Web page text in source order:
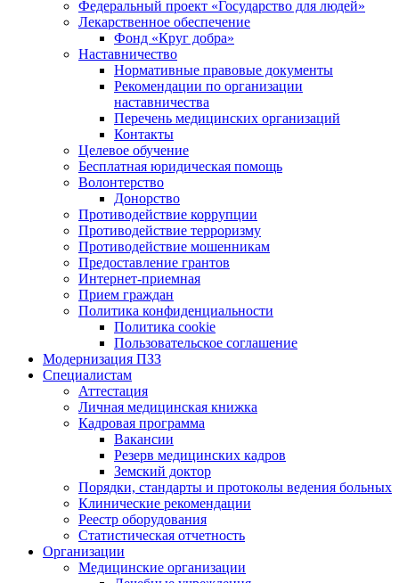
Федеральный проект «Государство для людей»
Лекарственное обеспечение
Фонд «Круг добра»
Наставничество
Нормативные правовые документы
Рекомендации по организации
наставничества
Перечень медицинских организаций
Контакты
Целевое обучение
Бесплатная юридическая помощь
Волонтерство
Донорство
Противодействие коррупции
Противодействие терроризму
Противодействие мошенникам
Предоставление грантов
Интернет-приемная
Прием граждан
Политика конфиденциальности
Политика cookie
Пользовательское соглашение
Модернизация ПЗЗ
Специалистам
Аттестация
Личная медицинская книжка
Кадровая программа
Вакансии
Резерв медицинских кадров
Земский доктор
Порядки, стандарты и протоколы ведения больных
Клинические рекомендации
Реестр оборудования
Статистическая отчетность
Организации
Медицинские организации